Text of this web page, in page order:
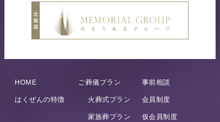
HOME
はくぜんの特徴
ご葬儀プラン
火葬式プラン
家族葬プラン
事前相談
会員制度
仮会員制度